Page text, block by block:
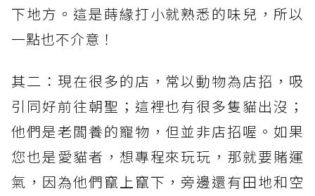
下地方。這是蒔緣打小就熟悉的味兒，所以
一點也不介意！
其二：現在很多的店，常以動物為店招，吸
引同好前往朝聖；這裡也有很多隻貓出沒；
他們是老闆養的寵物，但並非店招喔。如果
您也是愛貓者，想專程來玩玩，那就要賭運
氣，因為他們竄上竄下，旁邊還有田地和空